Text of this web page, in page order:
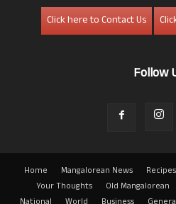
Click here to Contact Us
Follow
Home Mangalorean News Recipes
Your Thoughts
Old Mangalorean